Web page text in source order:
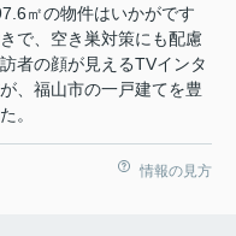
㎡の物件はいかがです
で、空き巣対策にも配慮
者の顔が見えるTVインタ
、福山市の一戸建てを豊
。
情報の見方